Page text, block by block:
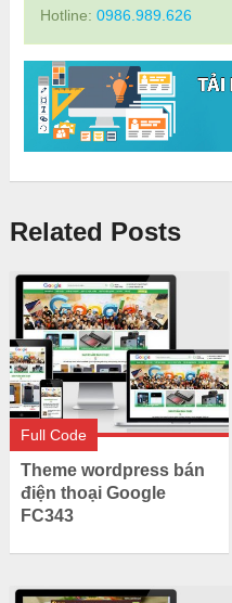
Hotline: 0986.989.626
Related Posts
Full Code
Theme wordpress bán
điện thoại Google
FC343